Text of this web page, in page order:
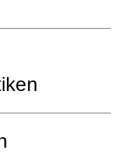
in horizontaler